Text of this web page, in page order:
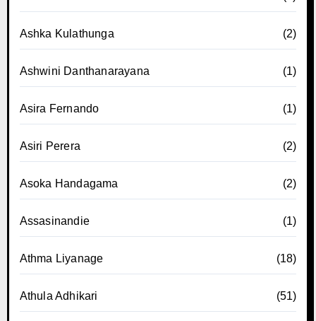
Ashka Kulathunga (2)
Ashwini Danthanarayana (1)
Asira Fernando (1)
Asiri Perera (2)
Asoka Handagama (2)
Assasinandie (1)
Athma Liyanage (18)
Athula Adhikari (51)